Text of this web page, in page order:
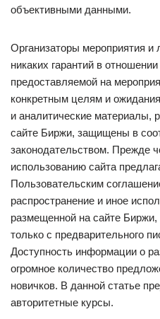
объективными данными.
Организаторы мероприятия и
никаких гарантий в
предоставляемой на
конкретным целям и
и аналитические
сайте Биржи, защищены в
законодательством. Прежде
использованию сайта
Пользовательским
распространение и иное
размещенной на сайте Биржи,
только с предварительного
Доступность информации о
огромное количество
новичков. В данной статье
авторитетные курсы.